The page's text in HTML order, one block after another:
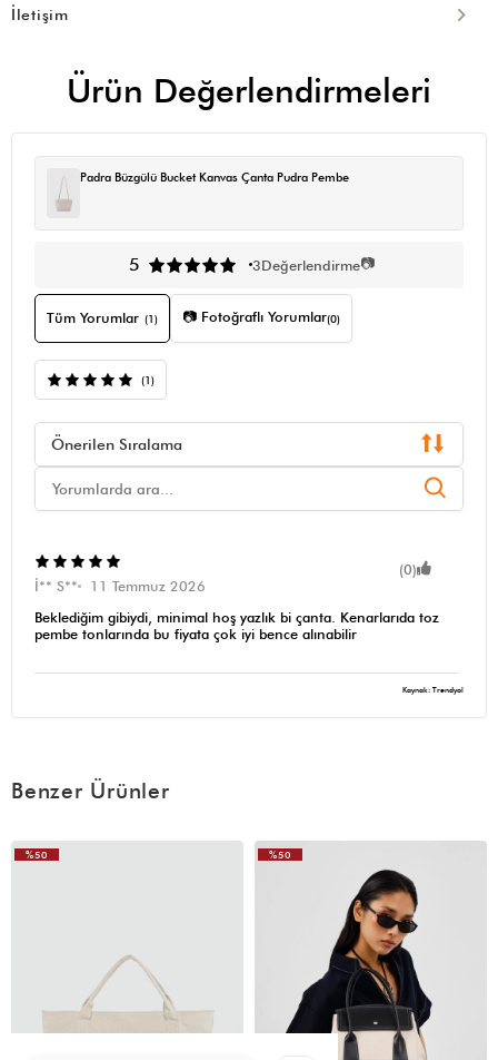
İletişim
Ürün Değerlendirmeleri
Padra Büzgülü Bucket Kanvas Çanta Pudra Pembe
5 3Değerlendirme📷
Tüm Yorumlar (1) 📷 Fotoğraflı Yorumlar(0)
(1)
Önerilen Sıralama
(0)
İ** S**
11 Temmuz 2026
Beklediğim gibiydi, minimal hoş yazlık bi çanta. Kenarlarıda toz
pembe tonlarında bu fiyata çok iyi bence alınabilir
Kaynak: Trendyol
Benzer Ürünler
%50
%50